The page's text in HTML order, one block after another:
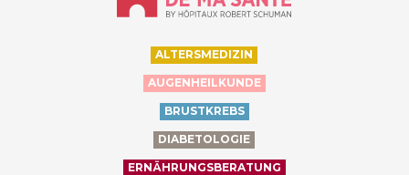
ALTERSMEDIZIN
AUGENHEILKUNDE
BRUSTKREBS
DIABETOLOGIE
ERNÄHRUNGSBERATUNG